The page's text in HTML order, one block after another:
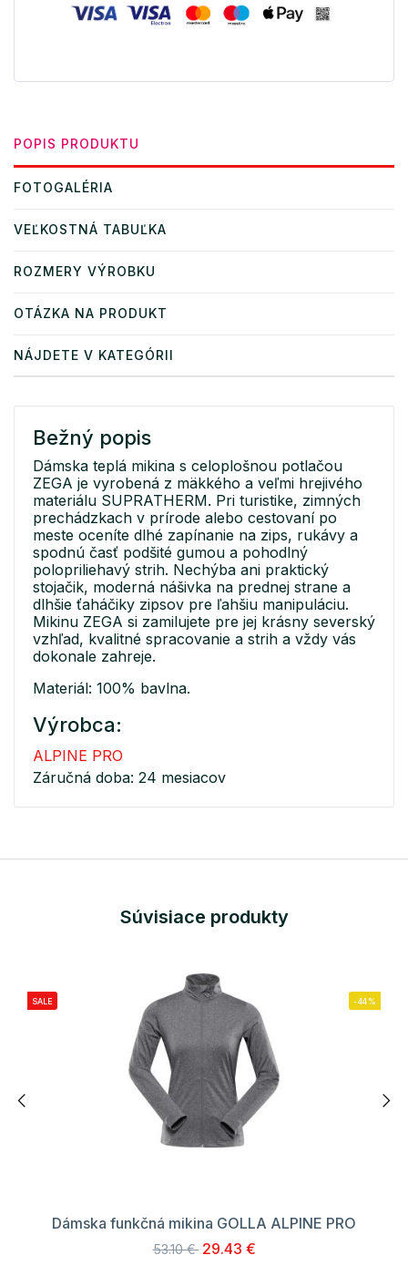
POPIS PRODUKTU
FOTOGALÉRIA
VEĽKOSTNÁ TABUĽKA
ROZMERY VÝROBKU
OTÁZKA NA PRODUKT
NÁJDETE V KATEGÓRII
Bežný popis
Dámska teplá mikina s celoplošnou potlačou
ZEGA je vyrobená z mäkkého a veľmi hrejivého
materiálu SUPRATHERM. Pri turistike, zimných
prechádzkach v prírode alebo cestovaní po
meste oceníte dlhé zapínanie na zips, rukávy a
spodnú časť podšité gumou a pohodlný
polopriliehavý strih. Nechýba ani praktický
stojačik, moderná nášivka na prednej strane a
dlhšie ťaháčiky zipsov pre ľahšiu manipuláciu.
Mikinu ZEGA si zamilujete pre jej krásny severský
vzhľad, kvalitné spracovanie a strih a vždy vás
dokonale zahreje.
Materiál: 100% bavlna.
Výrobca:
ALPINE PRO
Záručná doba: 24 mesiacov
Súvisiace produkty
SALE -44%
Dámska funkčná mikina GOLLA ALPINE PRO
53.10 € 29.43 €